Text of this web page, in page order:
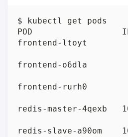
$ kubectl get pods
POD                  IP
frontend-ltoyt
frontend-o6dla
frontend-rurh0
redis-master-
redis-slave-a90om